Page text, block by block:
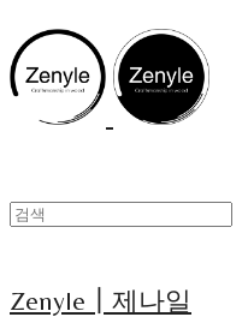
Zenyle┃제나일